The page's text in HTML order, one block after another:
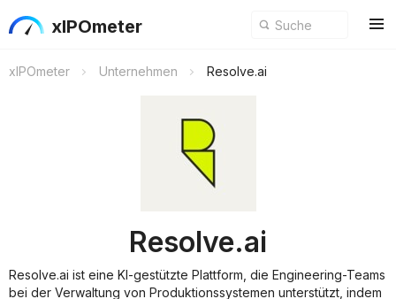
xIPOmeter
xIPOmeter Unternehmen Resolve.ai
Resolve.ai
Resolve.ai ist eine KI-gestützte Plattform, die Engineering-Teams
bei der Verwaltung von Produktionssystemen unterstützt, indem